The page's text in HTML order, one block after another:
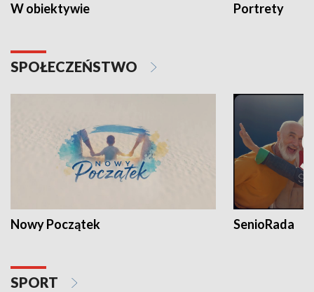
W obiektywie Portrety
SPOŁECZEŃSTWO
Nowy Początek SenioRada
SPORT